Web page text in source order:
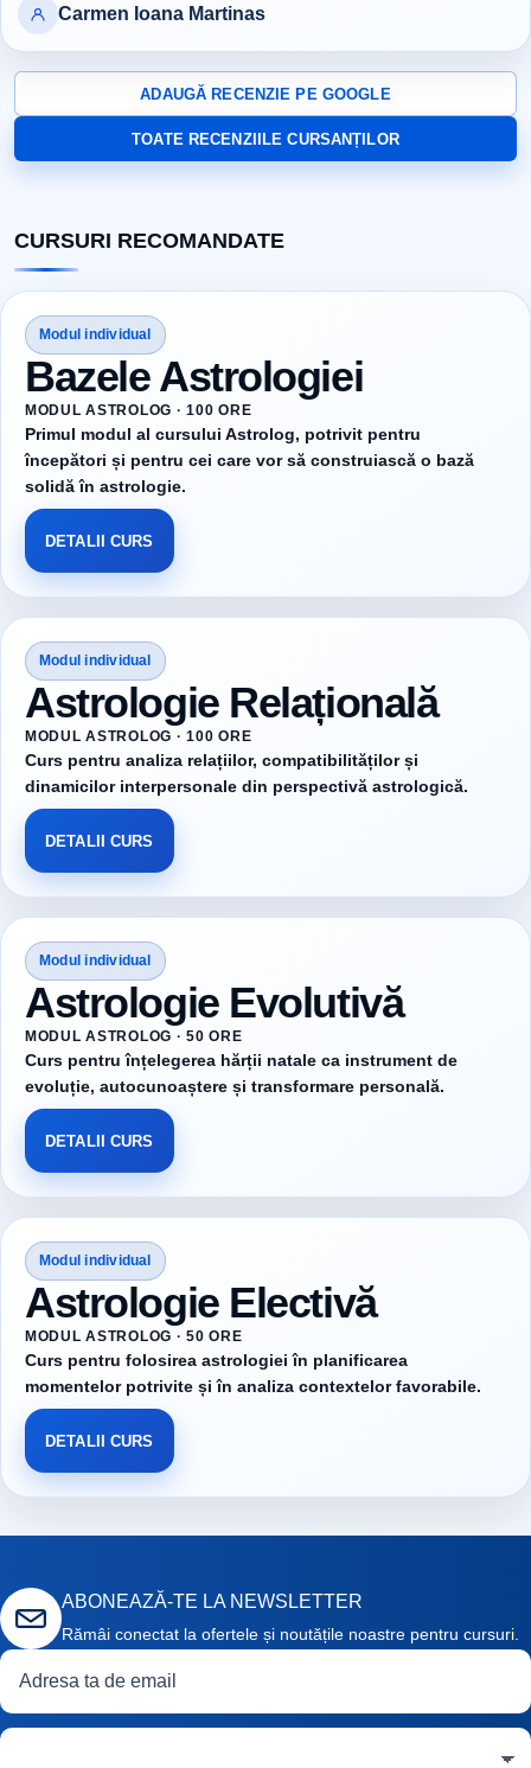
Carmen Ioana Martinas
ADAUGĂ RECENZIE PE GOOGLE
TOATE RECENZIILE CURSANȚILOR
CURSURI RECOMANDATE
Modul individual
Bazele Astrologiei
MODUL ASTROLOG · 100 ORE
Primul modul al cursului Astrolog, potrivit pentru
începători și pentru cei care vor să construiască o bază
solidă în astrologie.
DETALII CURS
Modul individual
Astrologie Relațională
MODUL ASTROLOG · 100 ORE
Curs pentru analiza relațiilor, compatibilităților și
dinamicilor interpersonale din perspectivă astrologică.
DETALII CURS
Modul individual
Astrologie Evolutivă
MODUL ASTROLOG · 50 ORE
Curs pentru înțelegerea hărții natale ca instrument de
evoluție, autocunoaștere și transformare personală.
DETALII CURS
Modul individual
Astrologie Electivă
MODUL ASTROLOG · 50 ORE
Curs pentru folosirea astrologiei în planificarea
momentelor potrivite și în analiza contextelor favorabile.
DETALII CURS
ABONEAZĂ-TE LA NEWSLETTER
Rămâi conectat la ofertele și noutățile noastre pentru cursuri.
Adresă de email
Curs de interes